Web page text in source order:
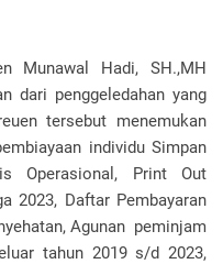
Munawal Hadi, SH.,MH
dari penggeledahan yang
tersebut menemukan
individu Simpan
Operasional, Print Out
2023, Daftar Pembayaran
Agunan peminjam
tahun 2019 s/d 2023,